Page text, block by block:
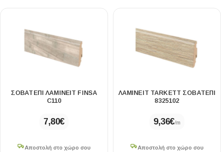
ΣΟΒΑΤΕΠΙ ΛΑΜΙΝΕΙΤ FINSA
C110
7,80€
Αποστολή στο χώρο σου
ΛΑΜΙΝΕΙΤ TARKETT ΣΟΒΑΤΕΠΙ
8325102
9,36€/m
Αποστολή στο χώρο σου